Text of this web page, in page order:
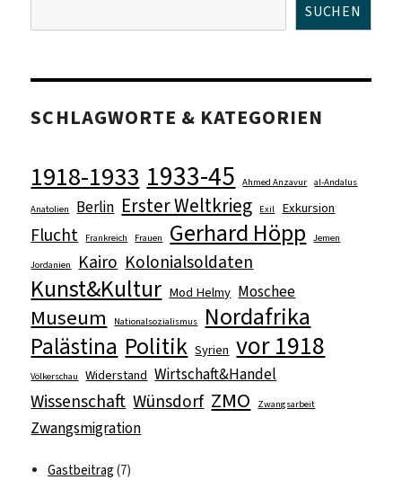
SUCHEN
SCHLAGWORTE & KATEGORIEN
1918-1933 1933-45 Ahmed Anzavur al-Andalus
Anatolien Berlin Erster Weltkrieg Exil Exkursion
Flucht Frankreich Frauen Gerhard Höpp Jemen
Jordanien Kairo Kolonialsoldaten
Kunst&Kultur Mod Helmy Moschee
Museum Nationalsozialismus Nordafrika
Palästina Politik Syrien vor 1918
Völkerschau Widerstand Wirtschaft&Handel
Wissenschaft Wünsdorf ZMO Zwangsarbeit
Zwangsmigration
Gastbeitrag (7)